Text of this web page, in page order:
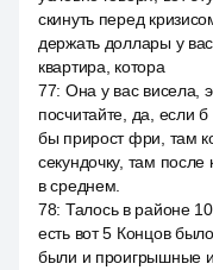
скинуть перед
держать доллары у
квартира, котора
77: Она у вас висела,
посчитайте, да, если
бы прирост фри, там
секундочку, там после
в среднем.
78: Талось в районе
есть вот 5 Концов
были и проигрышные